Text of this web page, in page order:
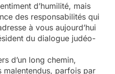
d’humilité, mais
des responsabilités qui
à vous aujourd’hui
du dialogue judéo-
d’un long chemin,
malentendus, parfois par